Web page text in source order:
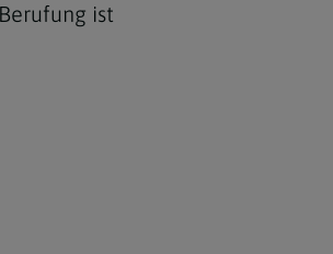
ist